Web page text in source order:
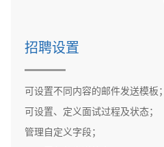
招聘设置
可设置不同内容的邮件发送模板；
可设置、定义面试过程及状态；
管理自定义字段；